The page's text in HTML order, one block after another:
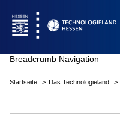
Breadcrumb Navigation
Startseite Das Technologieland